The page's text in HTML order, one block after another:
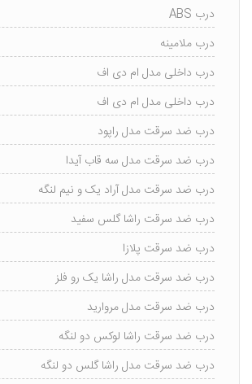
درب ABS
درب ملامینه
درب داخلی مدل ام دی اف
درب داخلی مدل ام دی اف
درب ضد سرقت مدل راپود
درب ضد سرقت مدل سه قاب آیدا
درب ضد سرقت مدل آراد یک و نیم لنگه
درب ضد سرقت راشا گلس سفید
درب ضد سرقت پلازا
درب ضد سرقت مدل راشا یک رو فلز
درب ضد سرقت مدل مروارید
درب ضد سرقت راشا لوکس دو لنگه
درب ضد سرقت مدل راشا گلس دو لنگه